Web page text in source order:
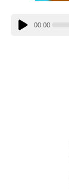
00:00